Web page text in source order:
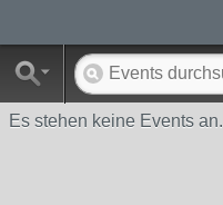
Es stehen keine Events an.